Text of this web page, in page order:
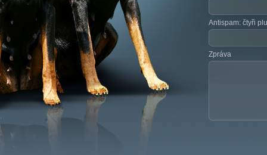
Antispam: čtyři
Zpráva